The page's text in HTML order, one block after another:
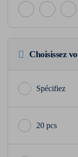
Choisissez
20 pcs